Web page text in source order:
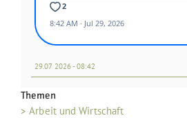
29.07 2026 - 08:42
Themen
> Arbeit und Wirtschaft